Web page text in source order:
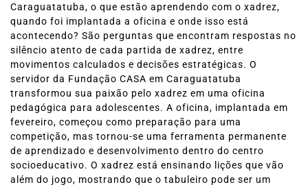
Caraguatatuba, o que estão aprendendo com o xadrez,
quando foi implantada a oficina e onde isso está
acontecendo? São perguntas que encontram respostas no
silêncio atento de cada partida de xadrez, entre
movimentos calculados e decisões estratégicas. O
servidor da Fundação CASA em Caraguatatuba
transformou sua paixão pelo xadrez em uma oficina
pedagógica para adolescentes. A oficina, implantada em
fevereiro, começou como preparação para uma
competição, mas tornou-se uma ferramenta permanente
de aprendizado e desenvolvimento dentro do centro
socioeducativo. O xadrez está ensinando lições que vão
além do jogo, mostrando que o tabuleiro pode ser um